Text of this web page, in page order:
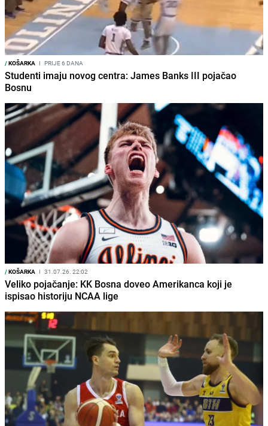
/KOŠARKA I PRIJE 6 DANA
Studenti imaju novog centra: James Banks III pojačao
Bosnu
/KOŠARKA I 31.07.26. 22:02
Veliko pojačanje: KK Bosna doveo Amerikanca koji je
ispisao historiju NCAA lige